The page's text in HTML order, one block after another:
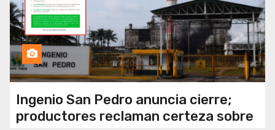
Ingenio San Pedro anuncia cierre;
productores reclaman certeza sobre